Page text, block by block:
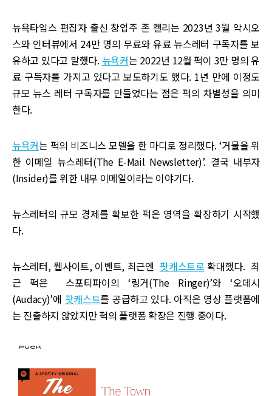
뉴욕타임스 편집자 출신 창업주 존 켈리는 2023년 3월 악시오
스와 인터뷰에서 24만 명의 무료와 유료 뉴스레터 구독자를 보
유하고 있다고 말했다. 뉴욕커는 2022년 12월 퍽이 3만 명의 유
료 구독자를 가지고 있다고 보도하기도 했다. 1년 만에 이정도
규모 뉴스 레터 구독자를 만들었다는 점은 퍽의 차별성을 의미
한다.
뉴욕커는 퍽의 비즈니스 모델을 한 마디로 정리했다. ‘거물을 위
한 이메일 뉴스레터(The E-Mail Newsletter)’. 결국 내부자
(Insider)를 위한 내부 이메일이라는 이야기다.
뉴스레터의 규모 경제를 확보한 퍽은 영역을 확장하기 시작했
다.
뉴스레터, 웹사이트, 이벤트, 최근엔 팟캐스트로 확대했다. 최
근 퍽은 스포티파이의 ‘링거(The Ringer)’와 ‘오데시
(Audacy)’에 팟캐스트를 공급하고 있다. 아직은 영상 플랫폼에
는 진출하지 않았지만 퍽의 플랫폼 확장은 진행 중이다.